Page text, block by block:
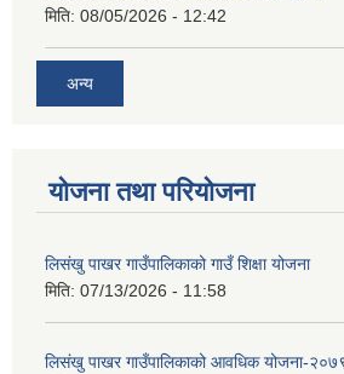
मिति: 08/05/2026 - 12:42
अन्य
योजना तथा परियोजना
लिसंखु पाखर गाउँपालिकाको गाउँ शिक्षा योजना
मिति: 07/13/2026 - 11:58
लिसंखु पाखर गाउँपालिकाको आवधिक योजना-